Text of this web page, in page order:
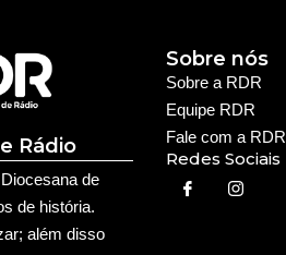
Rádio
de
de história.
além disso
Sobre a RDR
Equipe RDR
Fale com a RDR
Redes Sociais
Sobre nós